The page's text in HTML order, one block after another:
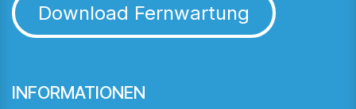
Download Fernwartung
INFORMATIONEN